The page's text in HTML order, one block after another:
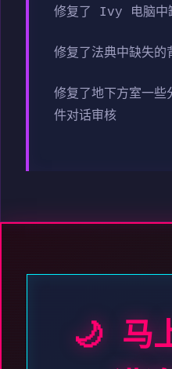
修复了 Ivy 电脑中
修复了法典中缺失的
修复了地下方室一
件对话审核
🌙 马